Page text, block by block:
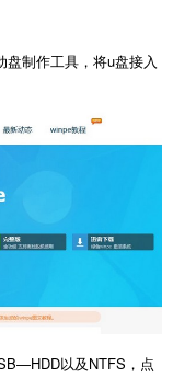
盘制作工具，将u盘接入
以及NTFS，点